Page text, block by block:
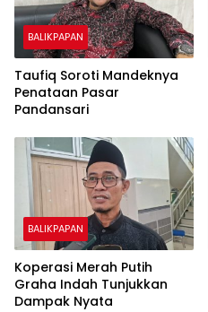
BALIKPAPAN
Taufiq Soroti Mandeknya
Penataan Pasar
Pandansari
BALIKPAPAN
Koperasi Merah Putih
Graha Indah Tunjukkan
Dampak Nyata